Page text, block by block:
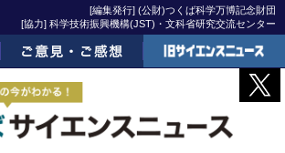
[編集発行] (公財)つくば科学万博記念財団
[協力] 科学技術振興機構(JST)・文科省研究交流センター
ご意見・ご感想
旧サイエンスニュー